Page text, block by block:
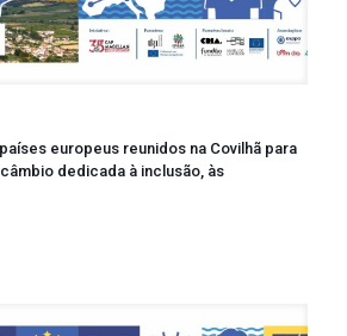
europeus reunidos na Covilhã para
dedicada à inclusão, às